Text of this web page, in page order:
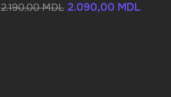
2.190,00MDL 2.090,00 MDL